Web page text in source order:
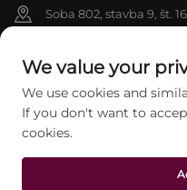
Soba 802, stavba 9, št.
+86-13911459627
[email protected]
Avtorske pravice © 2026 beijing
We value your
We use cookies and
If you don't want to
cookies.